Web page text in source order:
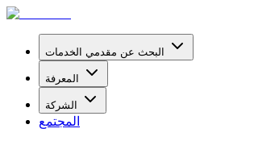
البحث عن مقدمي الخدمات
المعرفة
الشركة
المجتمع